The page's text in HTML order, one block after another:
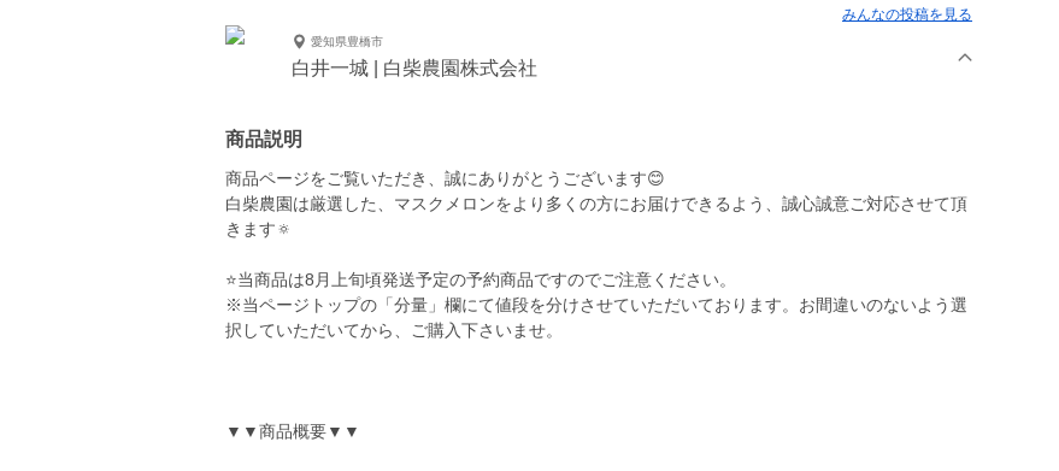
みんなの投稿を見る
愛知県豊橋市
白井一城 | 白柴農園株式会社
商品説明
商品ページをご覧いただき、誠にありがとうございます😊
白柴農園は厳選した、マスクメロンをより多くの方にお届けできるよう、誠心誠意ご対応させて頂
きます🔅
⭐️当商品は8月上旬頃発送予定の予約商品ですのでご注意ください。
※当ページトップの「分量」欄にて値段を分けさせていただいております。お間違いのないよう選
択していただいてから、ご購入下さいませ。
▼▼商品概要▼▼